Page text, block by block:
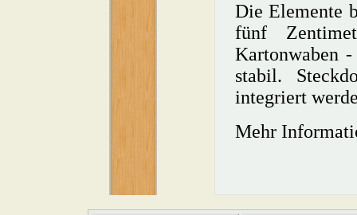
Die Elemente
fünf
Kartonwaben
stabil.
integriert
Mehr